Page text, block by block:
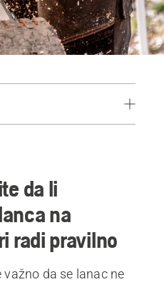
da li
na
radi pravilno
da se lanac ne